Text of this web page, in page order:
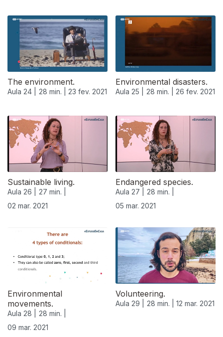
The environment.
Aula 24 | 28 min. | 23 fev. 2021
Environmental disasters.
Aula 25 | 28 min. | 26 fev. 2021
Sustainable living.
Aula 26 |
27 min. |
02 mar. 2021
Endangered species.
Aula 27 |
28 min. |
05 mar. 2021
Environmental
movements.
Aula 28 |
28 min. |
09 mar. 2021
Volunteering.
Aula 29 | 28 min. | 12 mar. 2021